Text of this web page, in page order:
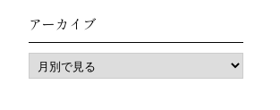
アーカイブ